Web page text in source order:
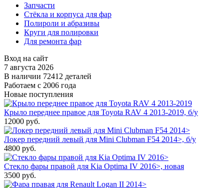
Запчасти
Стёкла и корпуса для фар
Полироли и абразивы
Круги для полировки
Для ремонта фар
Вход на сайт
7 августа 2026
В наличии 72412 деталей
Работаем с 2006 года
Новые поступления
Крыло переднее правое для Toyota RAV 4 2013-2019, б/у
12000 руб.
Локер передний левый для Mini Clubman F54 2014>, б/у
4800 руб.
Стекло фары правой для Kia Optima IV 2016>, новая
3500 руб.